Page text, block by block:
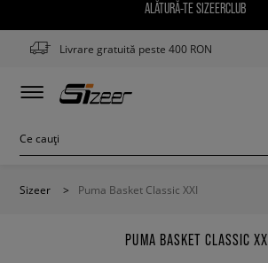
ALĂTURĂ-TE SIZEERCLUB
Livrare gratuită peste 400 RON
Sizeer > Puma Basket Classic XXI
PUMA BASKET CLASSIC XXI